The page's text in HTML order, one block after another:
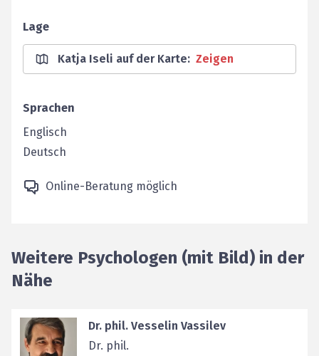
Lage
Katja Iseli auf der Karte: Zeigen
Sprachen
Englisch
Deutsch
Online-Beratung möglich
Weitere Psychologen (mit Bild) in der
Nähe
Dr. phil. Vesselin Vassilev
Dr. phil.